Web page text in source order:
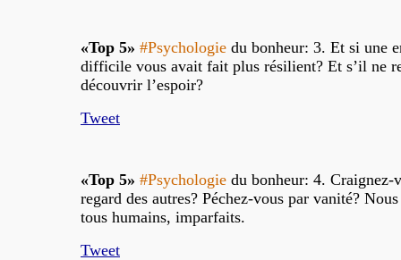
«Top 5» #Psychologie du bonheur: 3. Et si une
difficile vous avait fait plus résilient? Et s’il ne
découvrir l’espoir?
Tweet
«Top 5» #Psychologie du bonheur: 4. Craignez-
regard des autres? Péchez-vous par vanité?
tous humains, imparfaits.
Tweet